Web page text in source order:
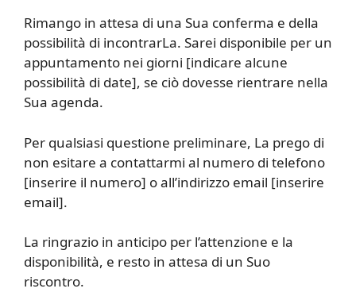
Rimango in attesa di una Sua conferma e della
possibilità di incontrarLa. Sarei disponibile per un
appuntamento nei giorni [indicare alcune
possibilità di date], se ciò dovesse rientrare nella
Sua agenda.
Per qualsiasi questione preliminare, La prego di
non esitare a contattarmi al numero di telefono
[inserire il numero] o all’indirizzo email [inserire
email].
La ringrazio in anticipo per l’attenzione e la
disponibilità, e resto in attesa di un Suo
riscontro.